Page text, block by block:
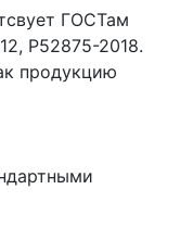
ГОСТам
Р52875-2018.
продукцию